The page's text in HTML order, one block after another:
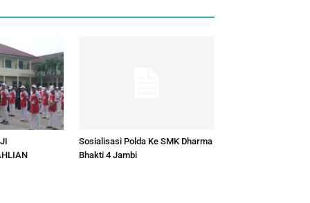
Sosialisasi Polda Ke SMK Dharma
Bhakti 4 Jambi